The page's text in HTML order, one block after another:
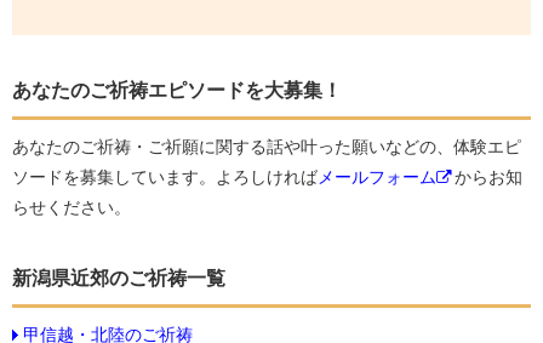
あなたのご祈祷エピソードを大募集！
あなたのご祈祷・ご祈願に関する話や叶った願いなどの、体験エピ
ソードを募集しています。よろしければメールフォーム
からお知
らせください。
新潟県近郊のご祈祷一覧
甲信越・北陸のご祈祷